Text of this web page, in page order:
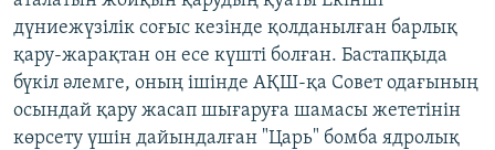
дүниежүзілік соғыс кезінде қолданылған барлық
қару-жарақтан он есе күшті болған. Бастапқыда
бүкіл әлемге, оның ішінде АҚШ-қа Совет одағының
осындай қару жасап шығаруға шамасы жететінін
көрсету үшін дайындалған "Царь" бомба ядролық